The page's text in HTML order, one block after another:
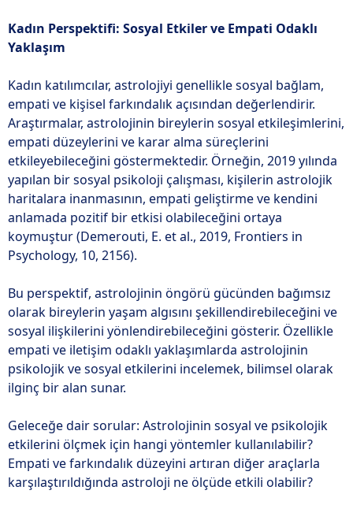
Kadın Perspektifi: Sosyal Etkiler ve Empati Odaklı
Yaklaşım
Kadın katılımcılar, astrolojiyi genellikle sosyal bağlam,
empati ve kişisel farkındalık açısından değerlendirir.
Araştırmalar, astrolojinin bireylerin sosyal etkileşimlerini,
empati düzeylerini ve karar alma süreçlerini
etkileyebileceğini göstermektedir. Örneğin, 2019 yılında
yapılan bir sosyal psikoloji çalışması, kişilerin astrolojik
haritalara inanmasının, empati geliştirme ve kendini
anlamada pozitif bir etkisi olabileceğini ortaya
koymuştur (Demerouti, E. et al., 2019, Frontiers in
Psychology, 10, 2156).
Bu perspektif, astrolojinin öngörü gücünden bağımsız
olarak bireylerin yaşam algısını şekillendirebileceğini ve
sosyal ilişkilerini yönlendirebileceğini gösterir. Özellikle
empati ve iletişim odaklı yaklaşımlarda astrolojinin
psikolojik ve sosyal etkilerini incelemek, bilimsel olarak
ilginç bir alan sunar.
Geleceğe dair sorular: Astrolojinin sosyal ve psikolojik
etkilerini ölçmek için hangi yöntemler kullanılabilir?
Empati ve farkındalık düzeyini artıran diğer araçlarla
karşılaştırıldığında astroloji ne ölçüde etkili olabilir?